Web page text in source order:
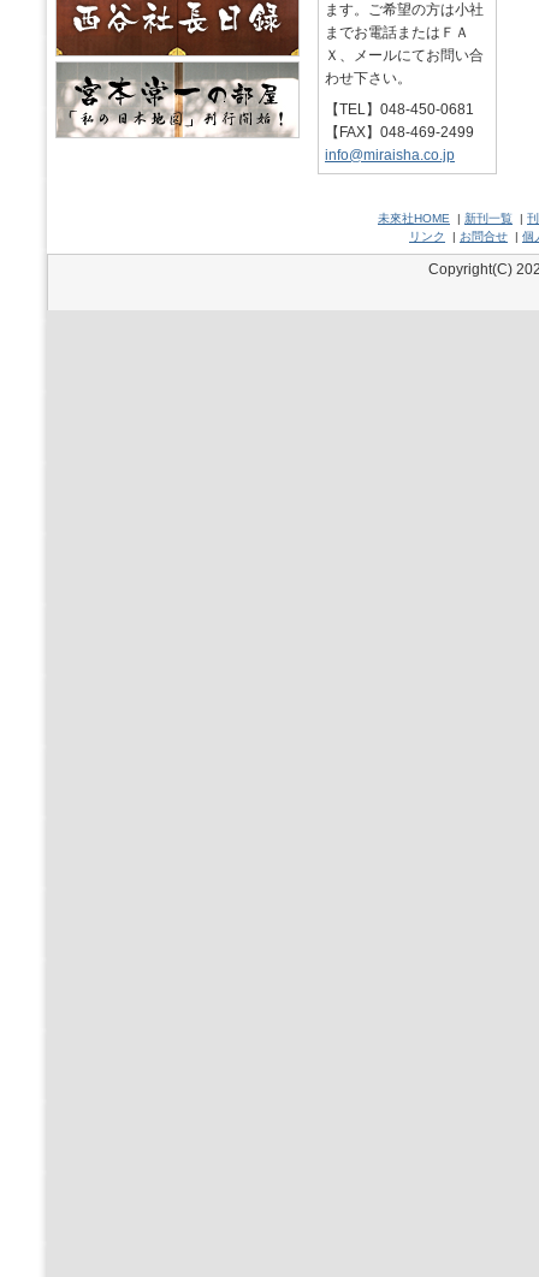
ます。ご希望の方は小社
までお電話またはＦＡ
Ｘ、メールにてお問い合
わせ下さい。
【TEL】048-450-0681
【FAX】048-469-2499
info@miraisha.co.jp
未來社HOME | 新刊一覧 |
リンク
| お問合せ | 個
Copyright(C)